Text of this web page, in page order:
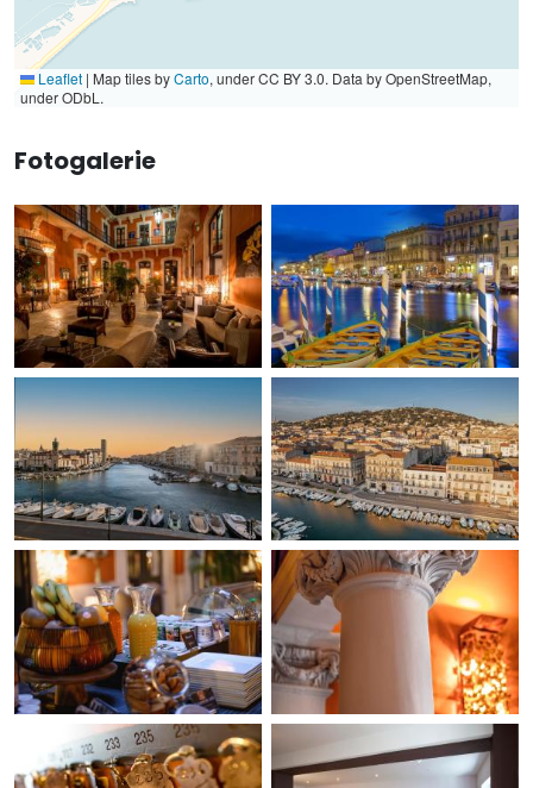
Leaflet | Map tiles byCarto, under CC BY 3.0. Data by OpenStreetMap,
under ODbL.
Fotogalerie